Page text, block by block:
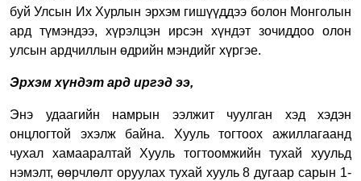
буй Улсын Их Хурлын эрхэм гишүүддээ болон Монголын
ард түмэндээ, хүрэлцэн ирсэн хүндэт зочиддоо олон
улсын ардчиллын өдрийн мэндийг хүргэе.
Эрхэм хүндэт ард иргэд ээ,
Энэ удаагийн намрын ээлжит чуулган хэд хэдэн
онцлогтой эхэлж байна. Хууль тогтоох ажиллагаанд
чухал хамааралтай Хууль тогтоомжийн тухай хуульд
нэмэлт, өөрчлөлт оруулах тухай хууль 8 дугаар сарын 1-